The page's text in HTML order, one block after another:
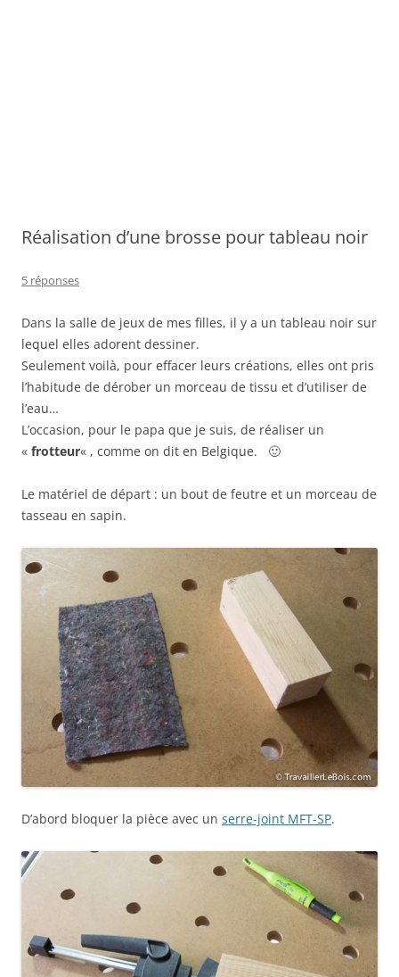
Réalisation d’une brosse pour tableau noir
5 réponses
Dans la salle de jeux de mes filles, il y a un tableau noir sur
lequel elles adorent dessiner.
Seulement voilà, pour effacer leurs créations, elles ont pris
l’habitude de dérober un morceau de tissu et d’utiliser de
l’eau…
L’occasion, pour le papa que je suis, de réaliser un
« frotteur« , comme on dit en Belgique. 🙂
Le matériel de départ : un bout de feutre et un morceau de
tasseau en sapin.
D’abord bloquer la pièce avec un serre-joint MFT-SP.